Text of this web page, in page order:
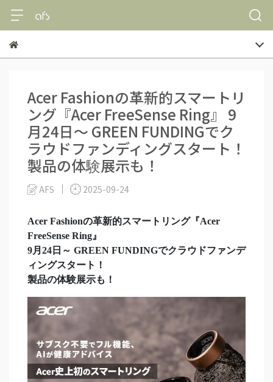
Acer Fashionの革新的スマートリ
ング『Acer FreeSense Ring』 9
月24日～ GREEN FUNDINGでク
ラウドファンディングスタート！
製品の体験展示も！
AFS 2025-09-24
Acer Fashionの革新的スマートリング『Acer
FreeSense Ring』
9月24日～ GREEN FUNDINGでクラウドファンデ
ィングスタート！
製品の体験展示も！